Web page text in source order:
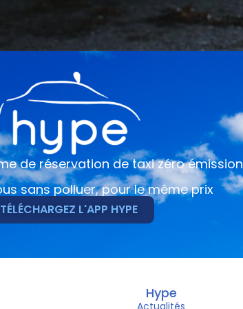
de réservation de taxi zéro émission
sans polluer, pour le même prix
TÉLÉCHARGEZ L'APP HYPE
Hype